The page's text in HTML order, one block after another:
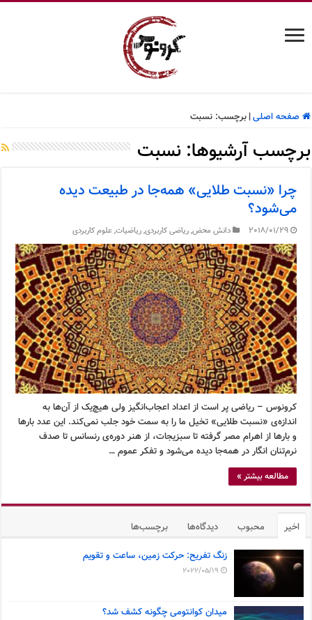
صفحه اصلی| برچسب:نسبت
برچسب آرشیوها:نسبت
چرا «نسبت طلایی» همه‌جا در طبیعت دیده
می‌شود؟
2018/01/29 دانش محض,ریاضی کاربردی,ریاضیات,علوم کاربردی
کرونوس – ریاضی پر است از اعداد اعجاب‌انگیز ولی هیچ‌یک از آن‌ها به
اندازه‌ی «نسبت طلایی» تخیل ما را به سمت خود جلب نمی‌کند. این عدد بارها
و بارها از اهرام مصر گرفته تا سبزیجات، از هنر دوره‌ی رنسانس تا صدف
نرم‌تنان انگار در همه‌جا دیده می‌شود و تفکر عموم …
مطالعه بیشتر »
اخیر محبوب دیدگاه‌ها برچسب‌ها
زنگ تفریح: حرکت زمین، ساعت و تقویم
2022/05/19
میدان کوانتومی چگونه کشف شد؟